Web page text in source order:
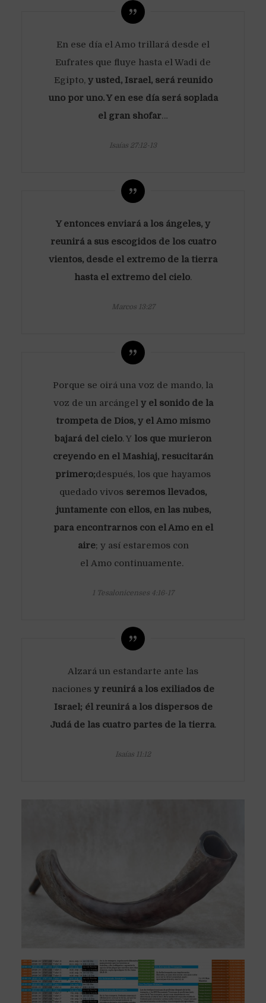
En ese día el Amo trillará desde el
Eufrates que fluye hasta el Wadi de
Egipto, y usted, Israel, será reunido
uno por uno. Y en ese día será soplada
el gran shofar…
Isaías 27:12-13
Y entonces enviará a los ángeles, y
reunirá a sus escogidos de los cuatro
vientos, desde el extremo de la tierra
hasta el extremo del cielo.
Marcos 13:27
Porque se oirá una voz de mando, la
voz de un arcángel y el sonido de la
trompeta de Dios, y el Amo mismo
bajará del cielo. Y los que murieron
creyendo en el Mashiaj, resucitarán
primero;después, los que hayamos
quedado vivos seremos llevados,
juntamente con ellos, en las nubes,
para encontrarnos con el Amo en el
aire; y así estaremos con
el Amo continuamente.
1 Tesalonicenses 4:16-17
Alzará un estandarte ante las
naciones y reunirá a los exiliados de
Israel; él reunirá a los dispersos de
Judá de las cuatro partes de la tierra.
Isaías 11:12